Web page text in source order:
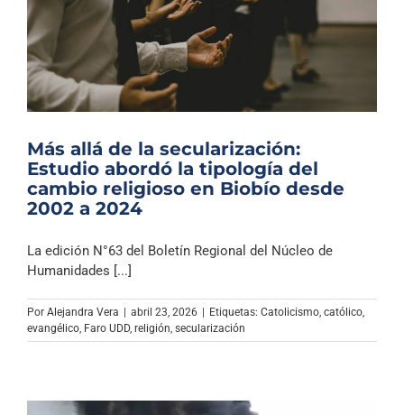
Más allá de la secularización:
Estudio abordó la tipología del
cambio religioso en Biobío desde
2002 a 2024
La edición N°63 del Boletín Regional del Núcleo de
Humanidades [...]
Por Alejandra Vera abril 23, 2026 Etiquetas: Catolicismo, católico,
evangélico, Faro UDD, religión, secularización